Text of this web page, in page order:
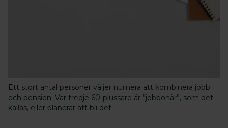
Ett stort antal personer väljer numera att kombinera jobb
och pension. Var tredje 60-plussare är ”jobbonär”, som det
kallas, eller planerar att bli det.